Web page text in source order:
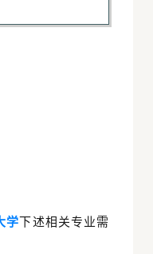
学下述相关专业需